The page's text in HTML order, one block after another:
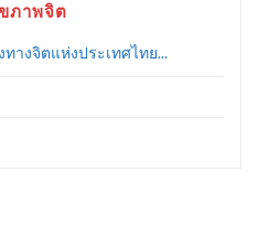
ภาพจิต
างจิตแห่งประเทศไทย...